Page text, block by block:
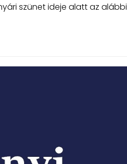
szünet ideje alatt az alábbi